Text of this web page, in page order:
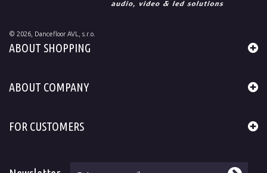
© 2026 , Dancefloor AVL, s.r.o.
ABOUT SHOPPING
ABOUT COMPANY
FOR CUSTOMERS